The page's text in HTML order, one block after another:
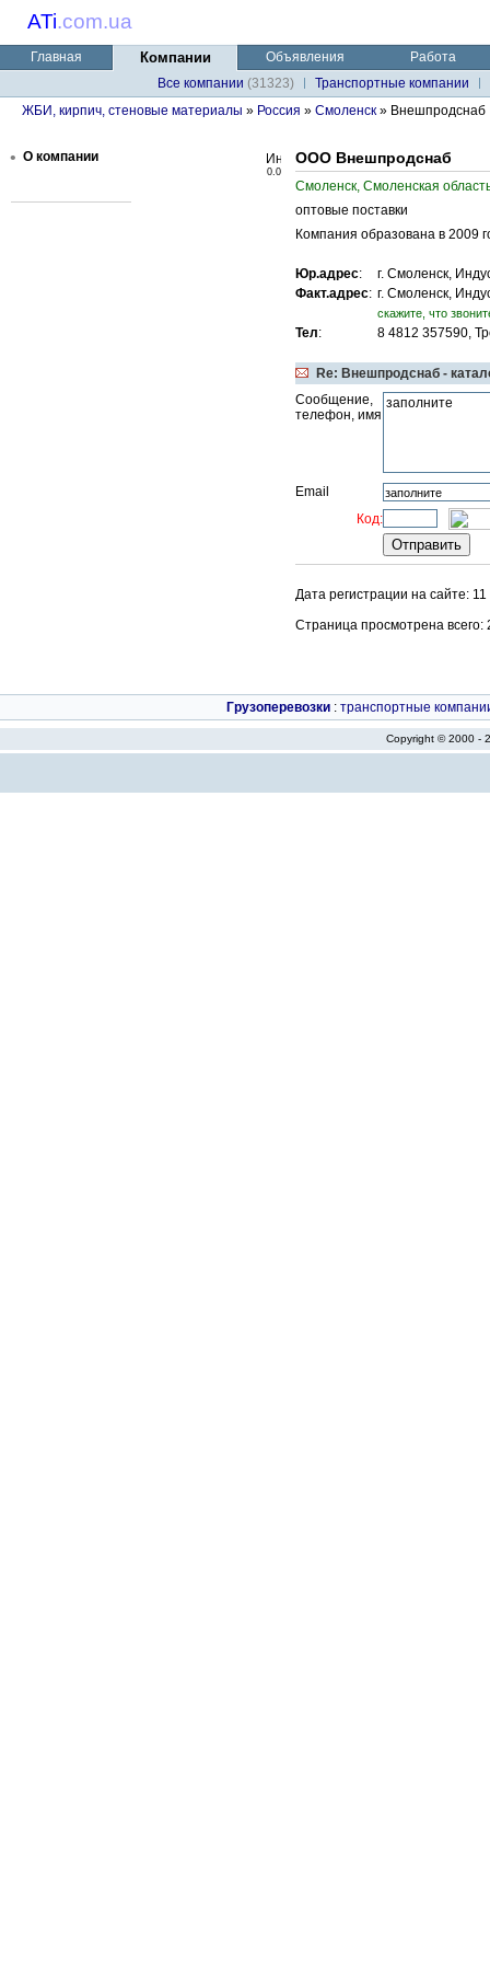
ATi.com.ua
Главная Компании Объявления
Работа
Все компании (31323)
Транспортные компании
ЖБИ, кирпич, стеновые материалы » Россия » Смоленск » Внешпродснаб
• О компании
0.0
ООО Внешпродснаб
Смоленск, Смоленская
оптовые поставки
Компания образована в 2009
Юр.адрес:
г. Смоленск,
Факт.адрес: г. Смоленск,
cкажите, что
Тел: 8 4812 357590,
Re: Внешпродснаб -
Сообщение,
телефон, имя
Email
Код:
Дата регистрации на сайте:
Страница просмотрена всего:
Грузоперевозки : транспортные
Copyright © 2000 -